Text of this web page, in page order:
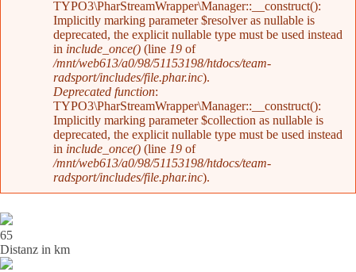
TYPO3\PharStreamWrapper\Manager::__construct():
Implicitly marking parameter $resolver as nullable is
deprecated, the explicit nullable type must be used instead
in include_once() (line 19 of
/mnt/web613/a0/98/51153198/htdocs/team-
radsport/includes/file.phar.inc).
Deprecated function:
TYPO3\PharStreamWrapper\Manager::__construct():
Implicitly marking parameter $collection as nullable is
deprecated, the explicit nullable type must be used instead
in include_once() (line 19 of
/mnt/web613/a0/98/51153198/htdocs/team-
radsport/includes/file.phar.inc).
65
Distanz in km